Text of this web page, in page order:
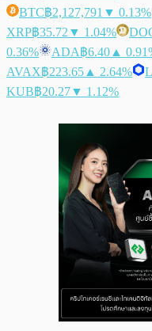
BTC฿2,127,791 ▼ 0.13%
XRP฿35.72 ▼ 1.04%
0.36%
ADA฿6.40 ▲
AVAX฿223.65 ▲ 2.64%
KUB฿20.27▼ 1.12%